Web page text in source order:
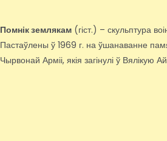
Помнік землякам (гіст.) – скульптура
Пастаўлены ў 1969 г. на ўшанаванне
Чырвонай Арміі, якія загінулі ў Вялікую